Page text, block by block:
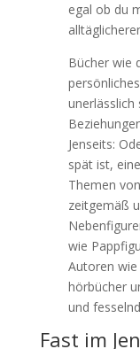
egal ob du
Bücher wie
unerlässlich
Jenseits:
spät ist,
Themen
zeitgemäß
wie
Autoren
hörbücher
und
Fast im